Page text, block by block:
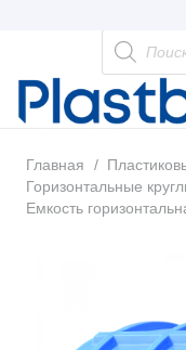
Поиск
товаров
Главная /
Горизонтальные
Емкость